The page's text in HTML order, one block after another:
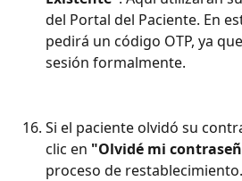
del Portal del Paciente. En
pedirá un código OTP, ya
sesión formalmente.
Si el paciente olvidó su
clic en "Olvidé mi
proceso de restablecimiento.